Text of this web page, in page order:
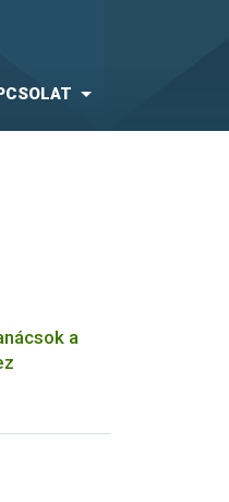
a